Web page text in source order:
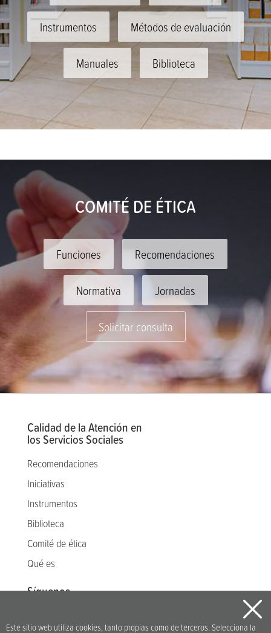
Instrumentos
Métodos de evaluación
Manuales
Biblioteca
COMITÉ DE ÉTICA
Funciones
Recomendaciones
Normativa
Jornadas
Solicitar consulta
Calidad de la Atención en
los Servicios Sociales
Recomendaciones
Iniciativas
Instrumentos
Biblioteca
Comité de ética
Qué es
Síguenos
Este sitio web utiliza cookies, tanto propias como de terceros. Selecciona la